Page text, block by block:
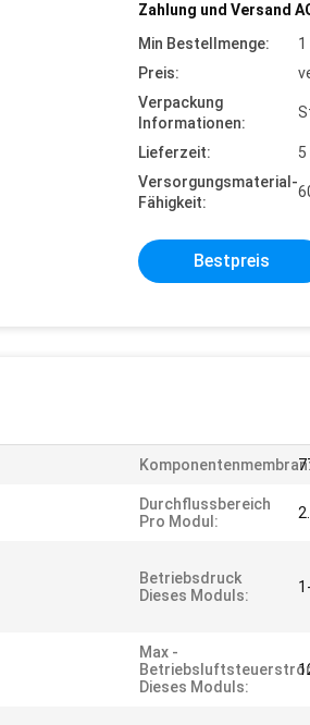
Zahlung und Versand
Min Bestellmenge:
Preis:
Verpackung
Informationen:
Lieferzeit:
Versorgungsmaterial-
Fähigkeit:
Bestpreis
Durchflussbereich
Pro Modul:
Betriebsdruck
Dieses Moduls:
Max -
Dieses Moduls: